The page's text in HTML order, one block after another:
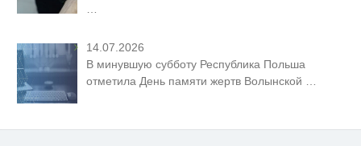
14.07.2026
В минувшую субботу Республика Польша
отметила День памяти жертв Волынской …